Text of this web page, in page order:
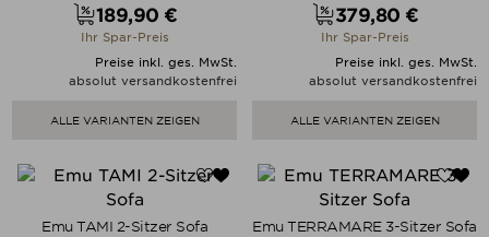
Preis
189,90 €
Ihr Spar-Preis
Preise inkl. ges. MwSt.
absolut versandkostenfrei
ALLE VARIANTEN ZEIGEN
Preis
379,80 €
Ihr Spar-Preis
Preise inkl. ges. MwSt.
absolut versandkostenfrei
ALLE VARIANTEN ZEIGEN
Emu TAMI 2-Sitzer Sofa Emu TERRAMARE 3-Sitzer Sofa